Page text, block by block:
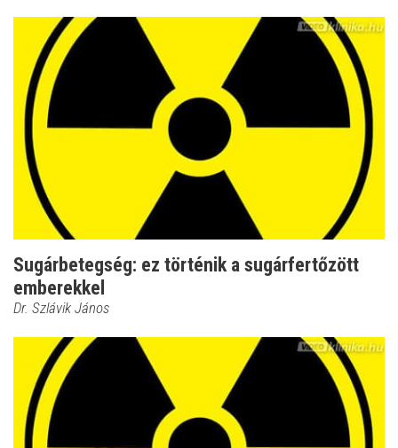
Sugárbetegség: ez történik a sugárfertőzött
emberekkel
Dr. Szlávik János